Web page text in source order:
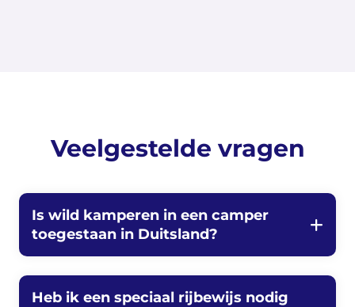
Veelgestelde vragen
Is wild kamperen in een camper
toegestaan in Duitsland?
Heb ik een speciaal rijbewijs nodig